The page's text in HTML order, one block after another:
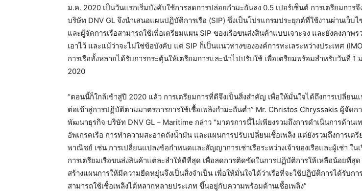
ม.ค. 2020 เป็นวันแรกเริ่มบังคับใช้การลดการปล่อยกำมะถันลง 0.5 เปอร์เซ็นต์ การเตรียมการ
บริษัท DNV GL จึงนำเสนอแผนปฏิบัติการเรือ (SIP) ซึ่งเป็นโปรแกรมประยุกต์ที่ใช้งานผ่านเว็บไ
และผู้จัดการเรือสามารถใช้เพื่อเตรียมแผน SIP ของเรือขนส่งสินค้าแบบเจาะจง และยังคงภาพร
เอาไว้ และแม้ว่าจะไม่ใช่ข้อบังคับ แต่ SIP ก็เป็นแนวทางขององค์การทะเลระหว่างประเทศ
การเรือทั้งหลายได้รับการกระตุ้นให้เตรียมการและนำไปปรับใช้ เพื่อเตรียมพร้อมสำหรับวันที่ 1
2020
“ตอนนี้ก็ใกล้เข้าสู่ปี 2020 แล้ว การเตรียมการที่ดีจึงเป็นสิ่งสำคัญ เพื่อให้มั่นใจได้ถึงการเปลี่ยน
ต่อเข้าสู่การปฏิบัติตามมาตรการการใช้เชื้อเพลิงกำมะถันต่ำ” Mr. Christos Chryssakis ผู้จัดก
พัฒนาธุรกิจ บริษัท DNV GL – Maritime กล่าว “มาตรการนี้ไม่เพียงรวมถึงการดำเนินการด้านเ
อัพเกรดเรือ การทำความสะอาดถังน้ำมัน และแผนการปรับเปลี่ยนเชื้อเพลิง แต่ยังรวมถึงการเต
พาณิชย์ เช่น การเปลี่ยนแปลงข้อกำหนดและสัญญาการเช่าเรือระหว่างเจ้าของเรือและผู้เช่า ในเ
การเตรียมเรือขนส่งสินค้าแต่ละลำให้ดีที่สุด เพื่อลดการติดขัดในการปฏิบัติการให้เหลือน้อยที่สุ
สร้างแผนการให้มีความยืดหยุ่นจึงเป็นสิ่งจำเป็น เพื่อให้มั่นใจได้ว่าเรือที่จะใช้ปฏิบัติการได้รับกา
สามารถใช้เชื้อเพลิงได้หลากหลายประเภท ขึ้นอยู่กับความพร้อมด้านเชื้อเพลิง”